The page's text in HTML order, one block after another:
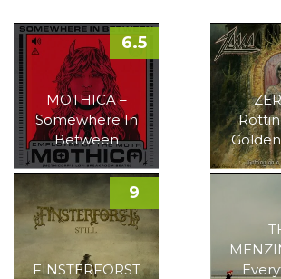
MOTHICA –
Somewhere In
Between
6.5
FINSTERFORST
9